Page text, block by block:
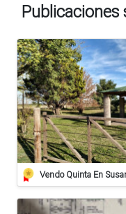
Publicaciones
Vendo Quinta En